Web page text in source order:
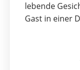
lebende
Gast in einer